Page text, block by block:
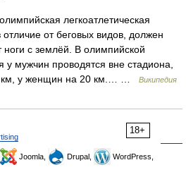
легкоатлетическая
от беговых видов, должен
ноги с землёй. В олимпийской
мужчин проводятся вне стадиона,
км, у женщин на 20 км.… …
Википедия
18+
Joomla, Drupal,
WordPress,